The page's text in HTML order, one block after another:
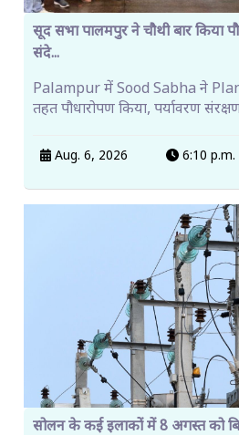
सूद सभा पालमपुर ने चौथी बार किया
संदे...
Palampur में Sood Sabha ने
तहत पौधारोपण किया, पर्यावरण
Aug. 6, 2026 6:10 p.m.
सोलन के कई इलाकों में 8 अगस्त को